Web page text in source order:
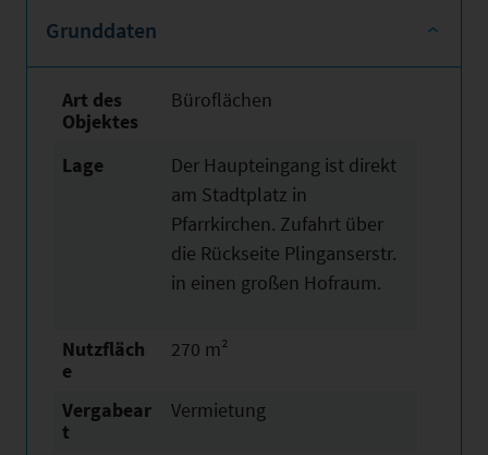
Grunddaten
Art des
Objektes
Büroflächen
Lage
Der Haupteingang ist direkt
am Stadtplatz in
Pfarrkirchen. Zufahrt über
die Rückseite Plinganserstr.
in einen großen Hofraum.
Nutzfläch
e
270 m²
Vergabear
t
Vermietung